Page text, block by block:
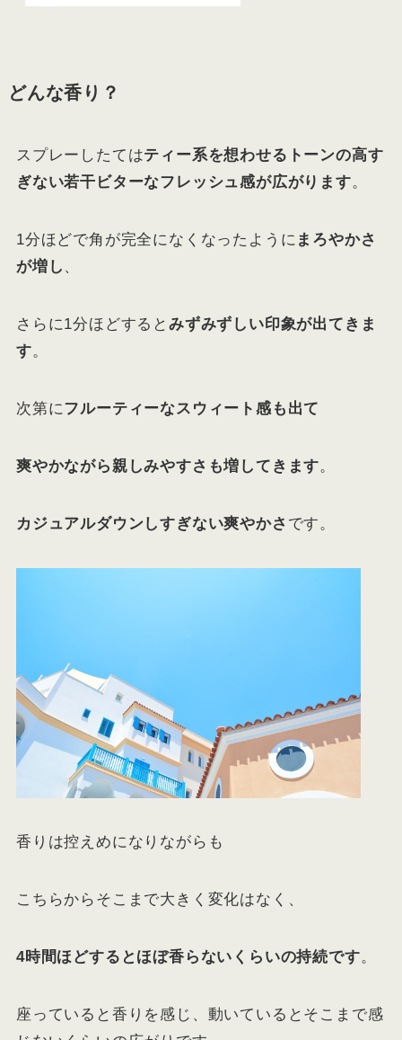
どんな香り？
スプレーしたてはティー系を想わせるトーンの高す
ぎない若干ビターなフレッシュ感が広がります。
1分ほどで角が完全になくなったように まろやかさ
が増し 、
さらに1分ほどすると みずみずしい印象が出てきま
す。
次第にフルーティーなスウィート感も出て
爽やかながら親しみやすさも増してきます。
カジュアルダウンしすぎない爽やかさ です。
香りは控えめになりながらも
こちらからそこまで大きく変化はなく、
4時間ほどするとほぼ香らないくらいの持続です。
座っていると香りを感じ、動いているとそこまで感